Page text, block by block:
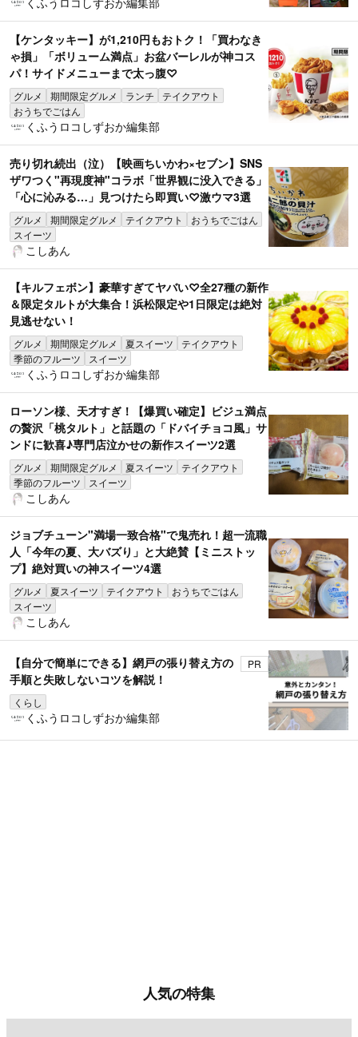
【ケンタッキー】が1,210円もおトク！「買わなき
ゃ損」「ボリューム満点」お盆バーレルが神コス
パ！サイドメニューまで太っ腹♡
グルメ 期間限定グルメ ランチ
テイクアウト
おうちでごはん
くふうロコしずおか編集部
売り切れ続出（泣）【映画ちいかわ×セブン】SNS
ザワつく"再現度神"コラボ「世界観に没入できる」
「心に沁みる…」見つけたら即買い♡激ウマ3選
グルメ 期間限定グルメ テイクアウト
おうちでごはん
スイーツ
こしあん
【キルフェボン】豪華すぎてヤバい♡全27種の新作
＆限定タルトが大集合！浜松限定や1日限定は絶対
見逃せない！
グルメ 期間限定グルメ 夏スイーツ
テイクアウト
季節のフルーツ
スイーツ
くふうロコしずおか編集部
ローソン様、天才すぎ！【爆買い確定】ビジュ満点
の贅沢「桃タルト」と話題の「ドバイチョコ風」サ
ンドに歓喜♪専門店泣かせの新作スイーツ2選
グルメ 期間限定グルメ 夏スイーツ
テイクアウト
季節のフルーツ
スイーツ
こしあん
ジョブチューン"満場一致合格"で鬼売れ！超一流職
人「今年の夏、大バズり」と大絶賛【ミニストッ
プ】絶対買いの神スイーツ4選
グルメ 夏スイーツ テイクアウト
おうちでごはん
スイーツ
こしあん
【自分で簡単にできる】網戸の張り替え方の
手順と失敗しないコツを解説！
くらし
PR
くふうロコしずおか編集部
人気の特集